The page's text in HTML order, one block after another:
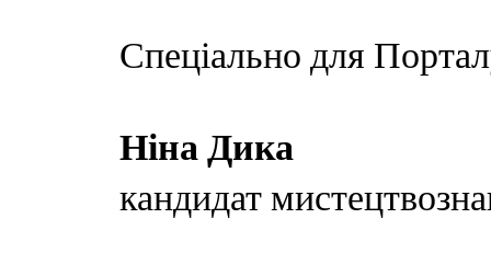
Спеціально для
Ніна Дика
кандидат